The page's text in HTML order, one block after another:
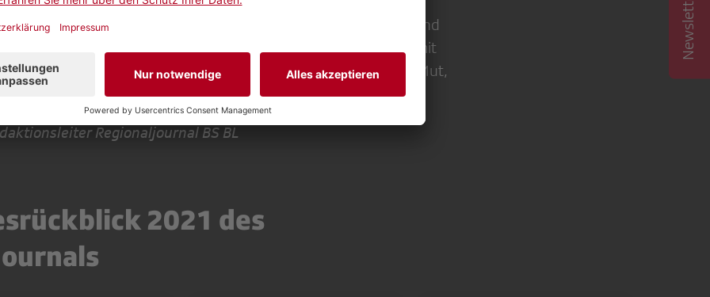
. Dieses haben wir den vier neuen Basler Regierungsrätinnen und
ihrem erstem Amtsjahr ausgestellt. Es war ein Experiment mit
Formate. Die vielen positiven Rückmeldungen dazu machen Mut,
Regionaljournal BS BL
2021 des